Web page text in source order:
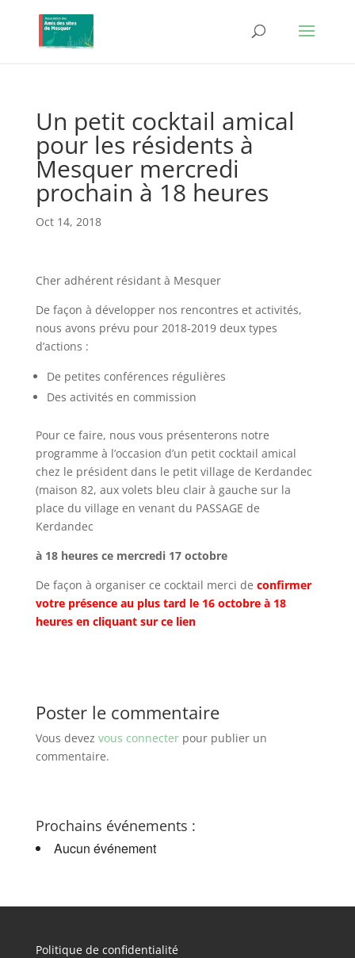
Un petit cocktail amical
pour les résidents à
Mesquer mercredi
prochain à 18 heures
Oct 14, 2018
Cher adhérent résidant à Mesquer
De façon à développer nos rencontres et activités,
nous avons prévu pour 2018-2019 deux types
d’actions :
De petites conférences régulières
Des activités en commission
Pour ce faire, nous vous présenterons notre
programme à l’occasion d’un petit cocktail amical
chez le président dans le petit village de Kerdandec
(maison 82, aux volets bleu clair à gauche sur la
place du village en venant du PASSAGE de
Kerdandec
à 18 heures ce mercredi 17 octobre
De façon à organiser ce cocktail merci de confirmer
votre présence au plus tard le 16 octobre à 18
heures en cliquant sur ce lien
Poster le commentaire
Vous devez vous connecterpour publier un
commentaire.
Prochains événements :
Aucun événement
Politique de confidentialité